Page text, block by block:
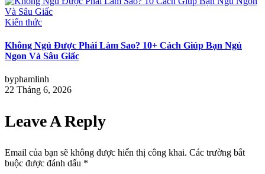
Kiến thức
Không Ngủ Được Phải Làm Sao? 10+ Cách Giúp Bạn Ngủ
Ngon Và Sâu Giấc
byphamlinh
22 Tháng 6, 2026
Leave A Reply
Email của bạn sẽ không được hiển thị công khai. Các trường bắt
buộc được đánh dấu *